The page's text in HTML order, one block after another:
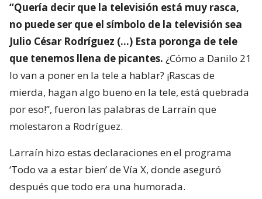
“Quería decir que la televisión está muy rasca,
no puede ser que el símbolo de la televisión sea
Julio César Rodríguez (…) Esta poronga de tele
que tenemos llena de picantes. ¿Cómo a Danilo 21
lo van a poner en la tele a hablar? ¡Rascas de
mierda, hagan algo bueno en la tele, está quebrada
por eso!”, fueron las palabras de Larraín que
molestaron a Rodríguez.
Larraín hizo estas declaraciones en el programa
‘Todo va a estar bien’ de Vía X, donde aseguró
después que todo era una humorada.